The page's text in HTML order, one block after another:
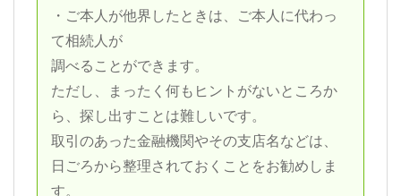
・ご本人が他界したときは、ご本人に代わっ
て相続人が
調べることができます。
ただし、まったく何もヒントがないところか
ら、探し出すことは難しいです。
取引のあった金融機関やその支店名などは、
日ごろから整理されておくことをお勧めしま
す。